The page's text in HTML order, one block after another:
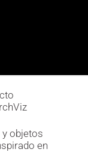
y objetos
en